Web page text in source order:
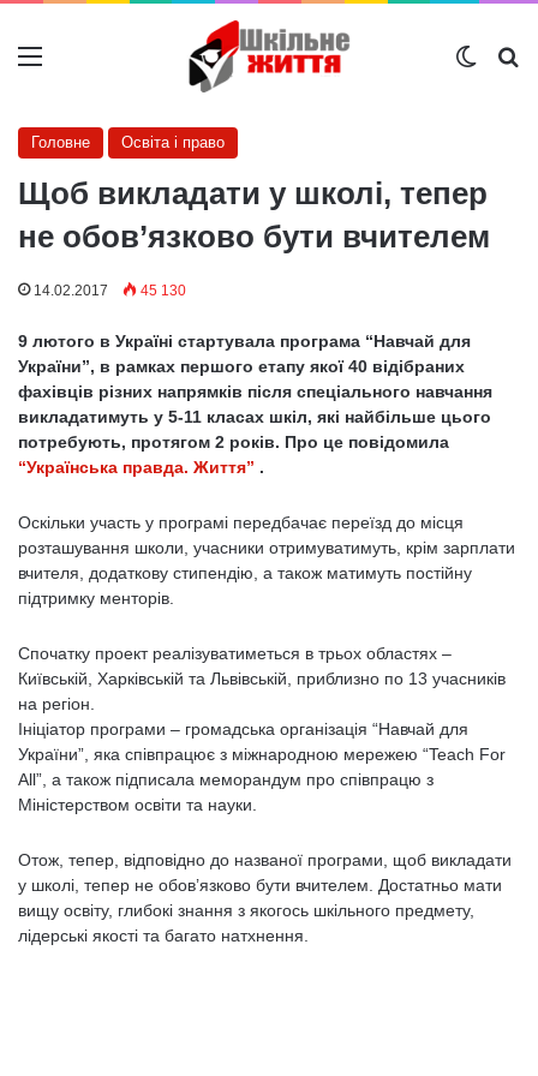
Меню
Головне Освіта і право
Щоб викладати у школі, тепер
не обов’язково бути вчителем
14.02.2017 45 130
9 лютого в Україні стартувала програма “Навчай для
України”, в рамках першого етапу якої 40 відібраних
фахівців різних напрямків після спеціального навчання
викладатимуть у 5-11 класах шкіл, які найбільше цього
потребують, протягом 2 років. Про це повідомила
“Українська правда. Життя” .
Оскільки участь у програмі передбачає переїзд до місця
розташування школи, учасники отримуватимуть, крім зарплати
вчителя, додаткову стипендію, а також матимуть постійну
підтримку менторів.
Спочатку проект реалізуватиметься в трьох областях –
Київській, Харківській та Львівській, приблизно по 13 учасників
на регіон.
Ініціатор програми – громадська організація “Навчай для
України”, яка співпрацює з міжнародною мережею “Teach For
All”, а також підписала меморандум про співпрацю з
Міністерством освіти та науки.
Отож, тепер, відповідно до названої програми, щоб викладати
у школі, тепер не обов’язково бути вчителем. Достатньо мати
вищу освіту, глибокі знання з якогось шкільного предмету,
лідерські якості та багато натхнення.